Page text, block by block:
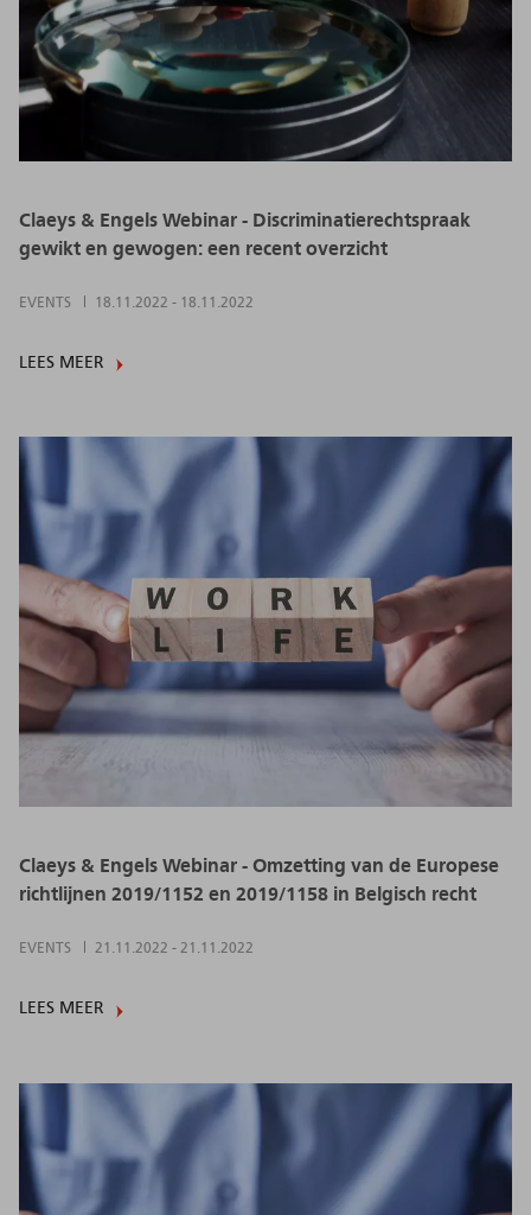
Claeys & Engels Webinar - Discriminatierechtspraak
gewikt en gewogen: een recent overzicht
EVENTS 18.11.2022 - 18.11.2022
LEES MEER
Claeys & Engels Webinar - Omzetting van de Europese
richtlijnen 2019/1152 en 2019/1158 in Belgisch recht
EVENTS 21.11.2022 - 21.11.2022
LEES MEER